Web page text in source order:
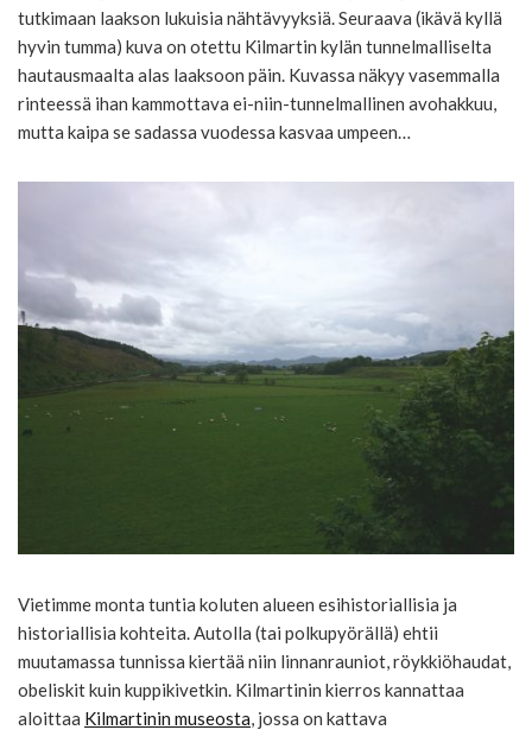
tutkimaan laakson lukuisia nähtävyyksiä. Seuraava (ikävä kyllä
hyvin tumma) kuva on otettu Kilmartin kylän tunnelmalliselta
hautausmaalta alas laaksoon päin. Kuvassa näkyy vasemmalla
rinteessä ihan kammottava ei-niin-tunnelmallinen avohakkuu,
mutta kaipa se sadassa vuodessa kasvaa umpeen…
Vietimme monta tuntia koluten alueen esihistoriallisia ja
historiallisia kohteita. Autolla (tai polkupyörällä) ehtii
muutamassa tunnissa kiertää niin linnanrauniot, röykkiöhaudat,
obeliskit kuin kuppikivetkin. Kilmartinin kierros kannattaa
aloittaa Kilmartinin museosta , jossa on kattava